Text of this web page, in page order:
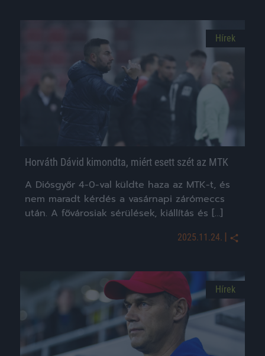
Hírek
Horváth Dávid kimondta, miért esett szét az MTK
A Diósgyőr 4-0-val küldte haza az MTK-t, és
nem maradt kérdés a vasárnapi zárómeccs
után. A fővárosiak sérülések, kiállítás és […]
2025.11.24. |
Hírek